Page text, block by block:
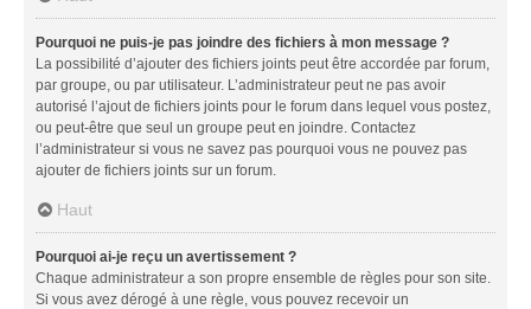
Pourquoi ne puis-je pas joindre des fichiers à mon message ?
La possibilité d’ajouter des fichiers joints peut être accordée par forum,
par groupe, ou par utilisateur. L’administrateur peut ne pas avoir
autorisé l’ajout de fichiers joints pour le forum dans lequel vous postez,
ou peut-être que seul un groupe peut en joindre. Contactez
l’administrateur si vous ne savez pas pourquoi vous ne pouvez pas
ajouter de fichiers joints sur un forum.
Haut
Pourquoi ai-je reçu un avertissement ?
Chaque administrateur a son propre ensemble de règles pour son site.
Si vous avez dérogé à une règle, vous pouvez recevoir un